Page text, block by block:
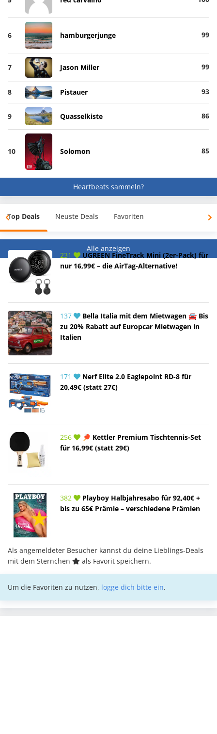
6 hamburgerjunge 99
7 Jason Miller 99
8 Pistauer 93
9 Quasselkiste 86
10 Solomon 85
Heartbeats sammeln?
Top Deals Neuste Deals Favoriten
Alle anzeigen
231
UGREEN FineTrack Mini (2er-Pack) für
nur 16,99€ – die AirTag-Alternative!
137
Bella Italia mit dem Mietwagen 🚘 Bis
zu 20% Rabatt auf Europcar Mietwagen in
Italien
171
Nerf Elite 2.0 Eaglepoint RD-8 für
20,49€ (statt 27€)
256
🏓 Kettler Premium Tischtennis-Set
für 16,99€ (statt 29€)
382
Playboy Halbjahresabo für 92,40€ +
bis zu 65€ Prämie – verschiedene Prämien
Als angemeldeter Besucher kannst du deine Lieblings-Deals
mit dem Sternchen
als Favorit speichern.
Um die Favoriten zu nutzen, logge dich bitte ein.